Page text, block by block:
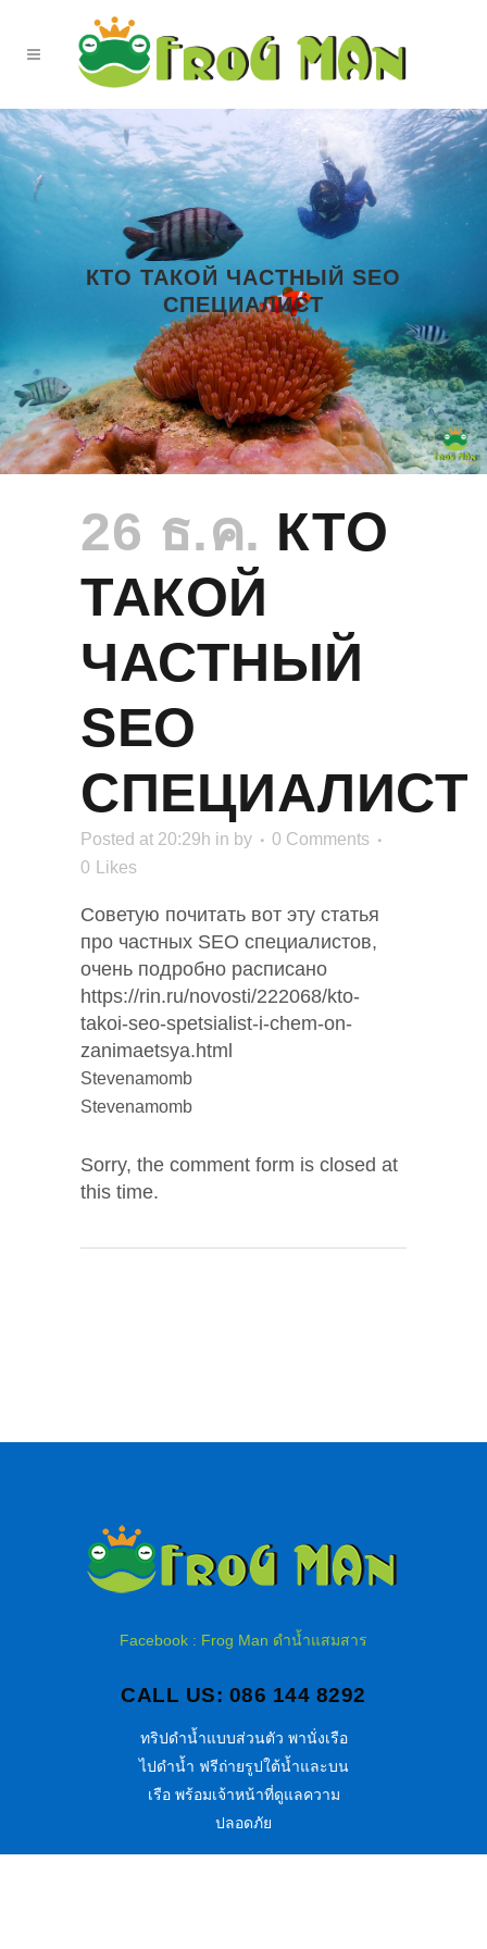
КТO ТАКОЙ ЧАСТНЫЙ SEO
СПЕЦИАЛИСТ
26 ธ.ค. КТO
ТАКОЙ
ЧАСТНЫЙ
SEO
СПЕЦИАЛИСТ
Posted at 20:29h in by
0 Comments
0
Likes
Советую почитать вот эту статья
про частных SEO специалистов,
очень подробно расписано
https://rin.ru/novosti/222068/kto-
takoi-seo-spetsialist-i-chem-on-
zanimaetsya.html
Stevenamomb
Stevenamomb
Sorry, the comment form is closed at
this time.
Facebook : Frog Man ดำน้ำแสมสาร
CALL US: 086 144 8292
ทริปดำน้ำแบบส่วนตัว พานั่งเรือ
ไปดำน้ำ ฟรีถ่ายรูปใต้น้ำและบน
เรือ พร้อมเจ้าหน้าที่ดูแลความ
ปลอดภัย